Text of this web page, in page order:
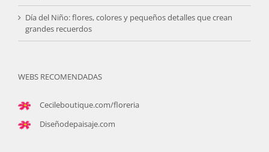
Día del Niño: flores, colores y pequeños detalles que crean
grandes recuerdos
WEBS RECOMENDADAS
Cecileboutique.com/floreria
Diseñodepaisaje.com